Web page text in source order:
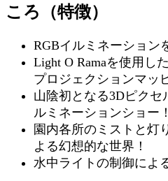
ころ（特徴）
RGBイルミネーション
Light O Ramaを使用し
プロジェクションマッ
山陰初となる3Dピクセ
ルミネーションショー！
園内各所のミストと灯
よる幻想的な世界！
水中ライトの制御によ